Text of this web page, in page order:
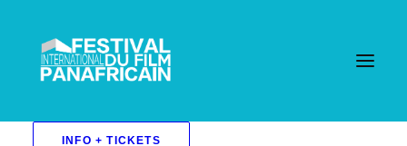
INFO + TICKETS
Events - Festival International Du Film Pan Africain